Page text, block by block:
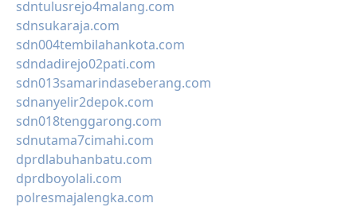
sdntulusrejo4malang.com
sdnsukaraja.com
sdn004tembilahankota.com
sdndadirejo02pati.com
sdn013samarindaseberang.com
sdnanyelir2depok.com
sdn018tenggarong.com
sdnutama7cimahi.com
dprdlabuhanbatu.com
dprdboyolali.com
polresmajalengka.com